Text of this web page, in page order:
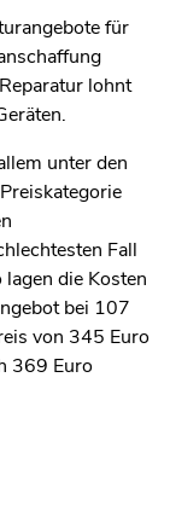
für
lohnt
unter den
Fall
die Kosten
bei 107
von 345 Euro
369 Euro